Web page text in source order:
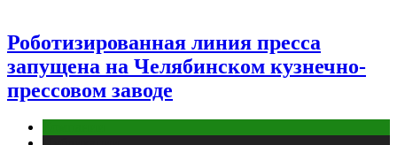
Роботизированная линия пресса
запущена на Челябинском кузнечно-
прессовом заводе